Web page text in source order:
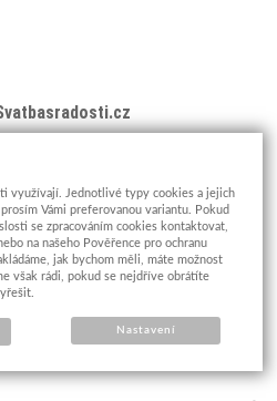
Kyjov 69701
(více info)
využívají. Jednotlivé typy cookies a jejich
Vámi preferovanou variantu. Pokud
se zpracováním cookies kontaktovat,
na našeho Pověřence pro ochranu
jak bychom měli, máte možnost
však rádi, pokud se nejdříve obrátíte
Nastavení